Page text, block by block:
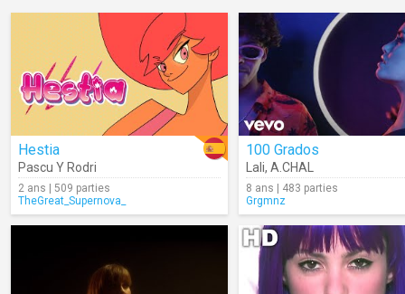
Hestia
Pascu Y Rodri
2 ans | 509 parties
TheGreat_Supernova_
100 Grados
Lali, A.CHAL
8 ans | 483 parties
Grgmnz